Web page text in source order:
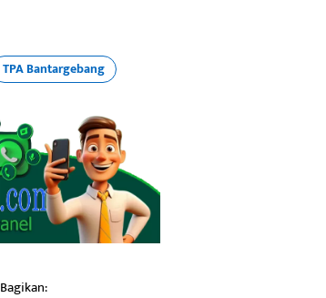
TPA Bantargebang
Bagikan: